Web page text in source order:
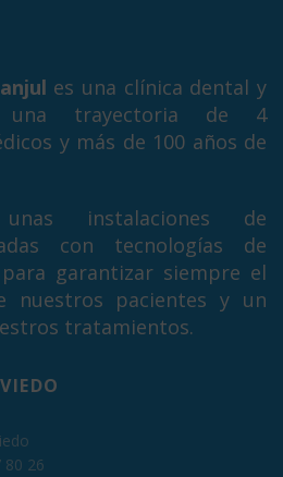
es una clínica dental y
una trayectoria de 4
y más de 100 años de
instalaciones de
con tecnologías de
garantizar siempre el
nuestros pacientes y un
tratamientos.
80 26